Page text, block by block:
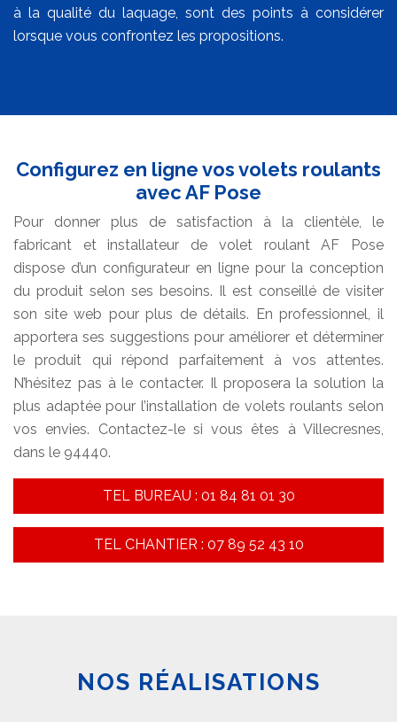
à la qualité du laquage, sont des points à considérer
lorsque vous confrontez les propositions.
Configurez en ligne vos volets roulants
avec AF Pose
Pour donner plus de satisfaction à la clientèle, le
fabricant et installateur de volet roulant AF Pose
dispose d’un configurateur en ligne pour la conception
du produit selon ses besoins. Il est conseillé de visiter
son site web pour plus de détails. En professionnel, il
apportera ses suggestions pour améliorer et déterminer
le produit qui répond parfaitement à vos attentes.
N’hésitez pas à le contacter. Il proposera la solution la
plus adaptée pour l’installation de volets roulants selon
vos envies. Contactez-le si vous êtes à Villecresnes,
dans le 94440.
TEL BUREAU : 01 84 81 01 30
TEL CHANTIER : 07 89 52 43 10
NOS RÉALISATIONS